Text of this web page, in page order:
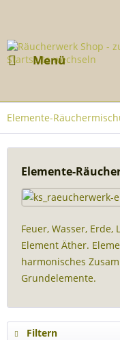
Menü
Elemente-
Elemente-
Feuer, Wasser,
Element Äther.
harmonisches
Grundelemente.
Filtern